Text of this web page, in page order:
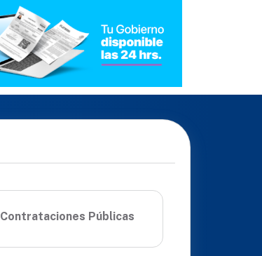
Contrataciones Públicas